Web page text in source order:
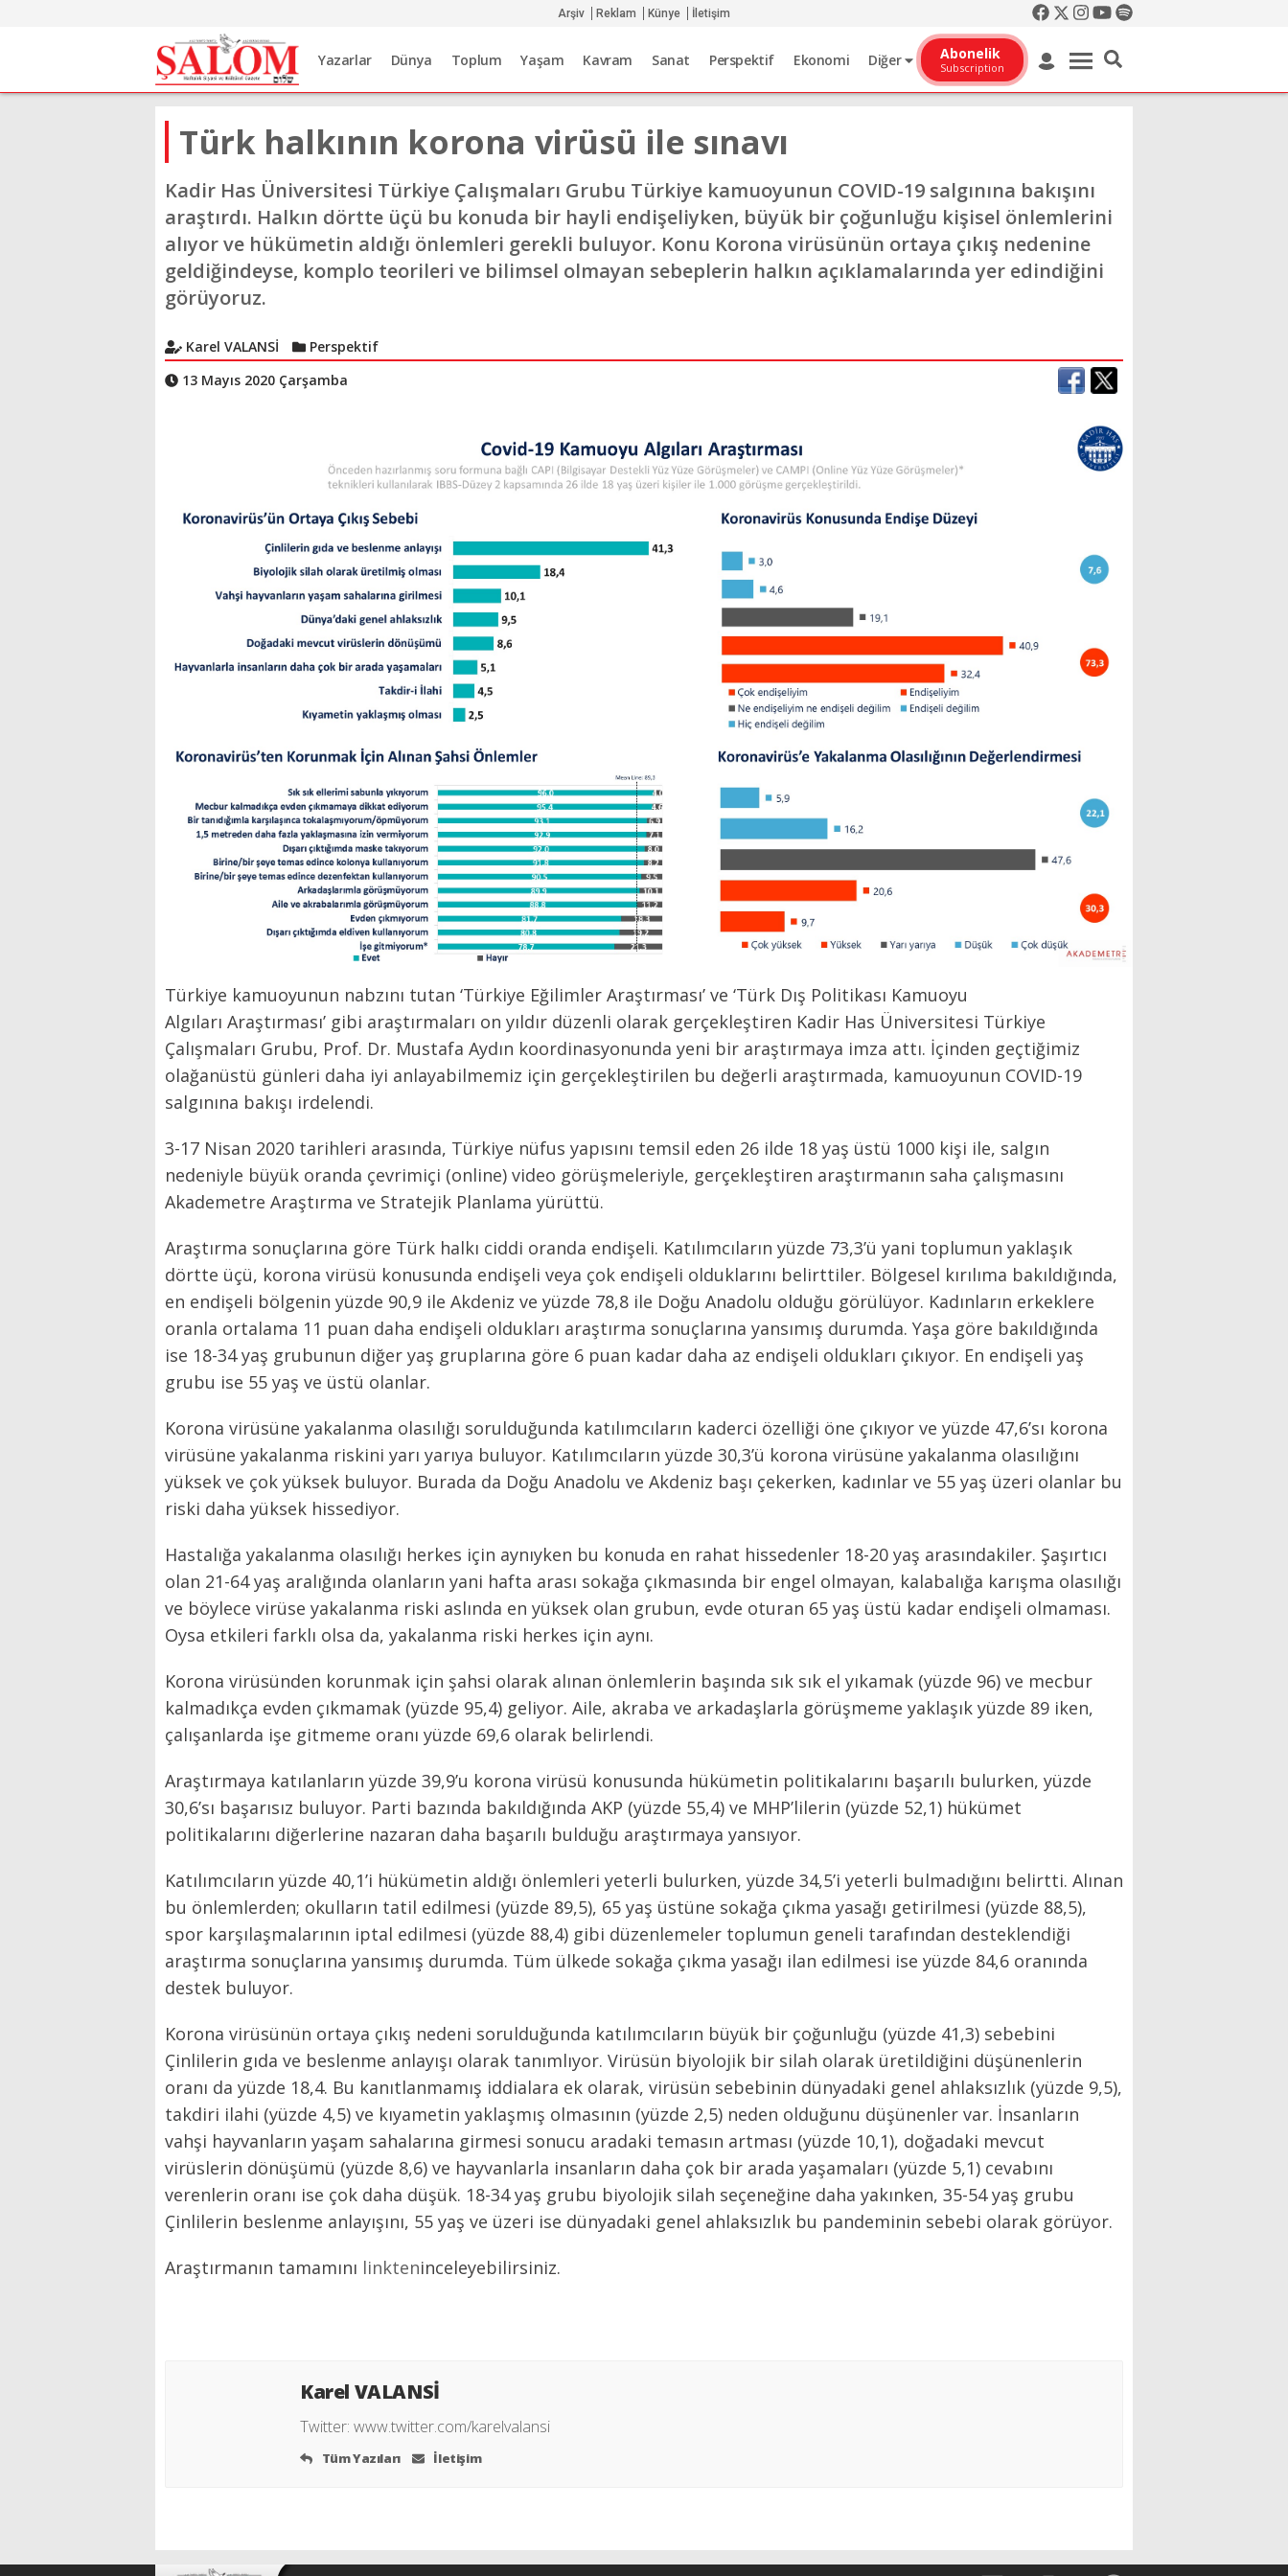
Arşiv Reklam Künye İletişim
Yazarlar Dünya Toplum Yaşam Kavram Sanat Perspektif Ekonomi Diğer Abonelik
Subscription
Türk halkının korona virüsü ile sınavı
Kadir Has Üniversitesi Türkiye Çalışmaları Grubu Türkiye kamuoyunun COVID-19 salgınına bakışını
araştırdı. Halkın dörtte üçü bu konuda bir hayli endişeliyken, büyük bir çoğunluğu kişisel önlemlerini
alıyor ve hükümetin aldığı önlemleri gerekli buluyor. Konu Korona virüsünün ortaya çıkış nedenine
geldiğindeyse, komplo teorileri ve bilimsel olmayan sebeplerin halkın açıklamalarında yer edindiğini
görüyoruz.
Karel VALANSİ
Perspektif
13 Mayıs 2020 Çarşamba
Türkiye kamuoyunun nabzını tutan ‘Türkiye Eğilimler Araştırması’ ve ‘Türk Dış Politikası Kamuoyu
Algıları Araştırması’ gibi araştırmaları on yıldır düzenli olarak gerçekleştiren Kadir Has Üniversitesi Türkiye
Çalışmaları Grubu, Prof. Dr. Mustafa Aydın koordinasyonunda yeni bir araştırmaya imza attı. İçinden geçtiğimiz
olağanüstü günleri daha iyi anlayabilmemiz için gerçekleştirilen bu değerli araştırmada, kamuoyunun COVID-19
salgınına bakışı irdelendi.
3-17 Nisan 2020 tarihleri arasında, Türkiye nüfus yapısını temsil eden 26 ilde 18 yaş üstü 1000 kişi ile, salgın
nedeniyle büyük oranda çevrimiçi (online) video görüşmeleriyle, gerçekleştiren araştırmanın saha çalışmasını
Akademetre Araştırma ve Stratejik Planlama yürüttü.
Araştırma sonuçlarına göre Türk halkı ciddi oranda endişeli. Katılımcıların yüzde 73,3’ü yani toplumun yaklaşık
dörtte üçü, korona virüsü konusunda endişeli veya çok endişeli olduklarını belirttiler. Bölgesel kırılıma bakıldığında,
en endişeli bölgenin yüzde 90,9 ile Akdeniz ve yüzde 78,8 ile Doğu Anadolu olduğu görülüyor. Kadınların erkeklere
oranla ortalama 11 puan daha endişeli oldukları araştırma sonuçlarına yansımış durumda. Yaşa göre bakıldığında
ise 18-34 yaş grubunun diğer yaş gruplarına göre 6 puan kadar daha az endişeli oldukları çıkıyor. En endişeli yaş
grubu ise 55 yaş ve üstü olanlar.
Korona virüsüne yakalanma olasılığı sorulduğunda katılımcıların kaderci özelliği öne çıkıyor ve yüzde 47,6’sı korona
virüsüne yakalanma riskini yarı yarıya buluyor. Katılımcıların yüzde 30,3’ü korona virüsüne yakalanma olasılığını
yüksek ve çok yüksek buluyor. Burada da Doğu Anadolu ve Akdeniz başı çekerken, kadınlar ve 55 yaş üzeri olanlar bu
riski daha yüksek hissediyor.
Hastalığa yakalanma olasılığı herkes için aynıyken bu konuda en rahat hissedenler 18-20 yaş arasındakiler. Şaşırtıcı
olan 21-64 yaş aralığında olanların yani hafta arası sokağa çıkmasında bir engel olmayan, kalabalığa karışma olasılığı
ve böylece virüse yakalanma riski aslında en yüksek olan grubun, evde oturan 65 yaş üstü kadar endişeli olmaması.
Oysa etkileri farklı olsa da, yakalanma riski herkes için aynı.
Korona virüsünden korunmak için şahsi olarak alınan önlemlerin başında sık sık el yıkamak (yüzde 96) ve mecbur
kalmadıkça evden çıkmamak (yüzde 95,4) geliyor. Aile, akraba ve arkadaşlarla görüşmeme yaklaşık yüzde 89 iken,
çalışanlarda işe gitmeme oranı yüzde 69,6 olarak belirlendi.
Araştırmaya katılanların yüzde 39,9’u korona virüsü konusunda hükümetin politikalarını başarılı bulurken, yüzde
30,6’sı başarısız buluyor. Parti bazında bakıldığında AKP (yüzde 55,4) ve MHP’lilerin (yüzde 52,1) hükümet
politikalarını diğerlerine nazaran daha başarılı bulduğu araştırmaya yansıyor.
Katılımcıların yüzde 40,1’i hükümetin aldığı önlemleri yeterli bulurken, yüzde 34,5’i yeterli bulmadığını belirtti. Alınan
bu önlemlerden; okulların tatil edilmesi (yüzde 89,5), 65 yaş üstüne sokağa çıkma yasağı getirilmesi (yüzde 88,5),
spor karşılaşmalarının iptal edilmesi (yüzde 88,4) gibi düzenlemeler toplumun geneli tarafından desteklendiği
araştırma sonuçlarına yansımış durumda. Tüm ülkede sokağa çıkma yasağı ilan edilmesi ise yüzde 84,6 oranında
destek buluyor.
Korona virüsünün ortaya çıkış nedeni sorulduğunda katılımcıların büyük bir çoğunluğu (yüzde 41,3) sebebini
Çinlilerin gıda ve beslenme anlayışı olarak tanımlıyor. Virüsün biyolojik bir silah olarak üretildiğini düşünenlerin
oranı da yüzde 18,4. Bu kanıtlanmamış iddialara ek olarak, virüsün sebebinin dünyadaki genel ahlaksızlık (yüzde 9,5),
takdiri ilahi (yüzde 4,5) ve kıyametin yaklaşmış olmasının (yüzde 2,5) neden olduğunu düşünenler var. İnsanların
vahşi hayvanların yaşam sahalarına girmesi sonucu aradaki temasın artması (yüzde 10,1), doğadaki mevcut
virüslerin dönüşümü (yüzde 8,6) ve hayvanlarla insanların daha çok bir arada yaşamaları (yüzde 5,1) cevabını
verenlerin oranı ise çok daha düşük. 18-34 yaş grubu biyolojik silah seçeneğine daha yakınken, 35-54 yaş grubu
Çinlilerin beslenme anlayışını, 55 yaş ve üzeri ise dünyadaki genel ahlaksızlık bu pandeminin sebebi olarak görüyor.
Araştırmanın tamamını linkteninceleyebilirsiniz.
Karel VALANSİ
Twitter: www.twitter.com/karelvalansi
Tüm Yazıları İletişim